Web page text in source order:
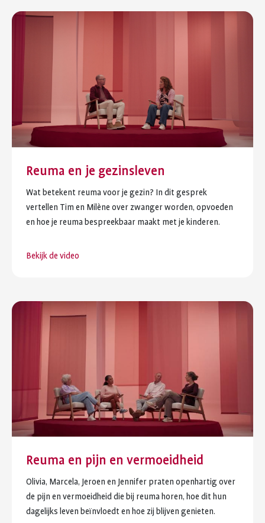
Reuma en je gezinsleven
Wat betekent reuma voor je gezin? In dit gesprek
vertellen Tim en Milène over zwanger worden, opvoeden
en hoe je reuma bespreekbaar maakt met je kinderen.
Bekijk de video
Reuma en pijn en vermoeidheid
Olivia, Marcela, Jeroen en Jennifer praten openhartig over
de pijn en vermoeidheid die bij reuma horen, hoe dit hun
dagelijks leven beïnvloedt en hoe zij blijven genieten.